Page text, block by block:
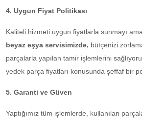
4. Uygun Fiyat Politikası
Kaliteli hizmeti uygun fiyatlarla sunmayı
beyaz eşya servisimizde, bütçenizi
parçalarla yapılan tamir işlemlerini
yedek parça fiyatları konusunda şeffaf bir
5. Garanti ve Güven
Yaptığımız tüm işlemlerde, kullanılan